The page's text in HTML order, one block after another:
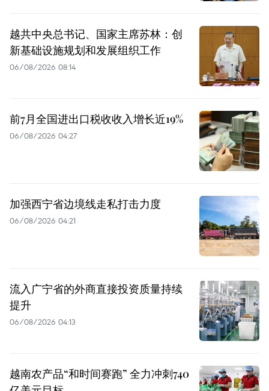
越共中央总书记、国家主席苏林：创
新基础设施规划和发展组织工作
06/08/2026 08:14
前7月全国进出口税收收入增长近19%
06/08/2026 04:27
加强西宁省边境线走私打击力度
06/08/2026 04:21
流入广宁省的外商直接投资质量持续
提升
06/08/2026 04:13
越南农产品“和时间赛跑” 全力冲刺740